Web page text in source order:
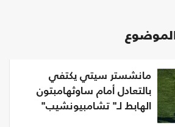
الموضوع
مانشستر سيتي يكتفي
بالتعادل أمام ساوثهامبتون
الهابط لـ" تشامبيونشيب"